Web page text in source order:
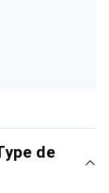
de